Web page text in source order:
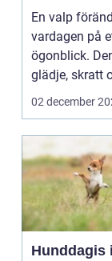
hund
En valp
vardagen på
ögonblick.
glädje, skratt
02 december
Hunddagis i